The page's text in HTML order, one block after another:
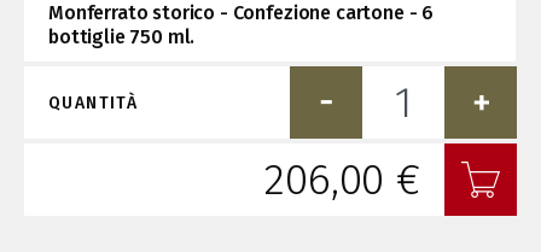
Monferrato storico - Confezione cartone - 6
bottiglie 750 ml.
QUANTITÀ
206,00 €